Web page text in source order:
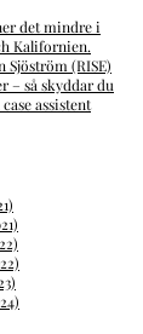
det mindre i
Kalifornien.
Sjöström (RISE)​
– så skyddar du
assistent